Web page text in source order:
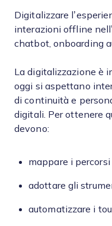
Digitalizzare
interazioni offline
chatbot, onboarding
La digitalizzazione è
oggi si aspettano
di continuità e
digitali. Per ottenere
devono:
mappare i
adottare gli
automatizzare i